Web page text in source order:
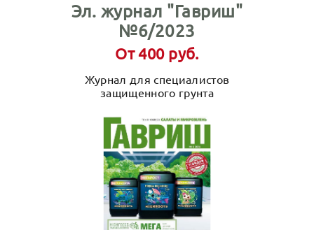
Эл. журнал "Гавриш"
№6/2023
От 400 руб.
Журнал для специалистов
защищенного грунта